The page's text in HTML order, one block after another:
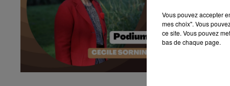
Vous pouvez accepter
mes choix". Vous
ce site. Vous pouvez
bas de chaque page.